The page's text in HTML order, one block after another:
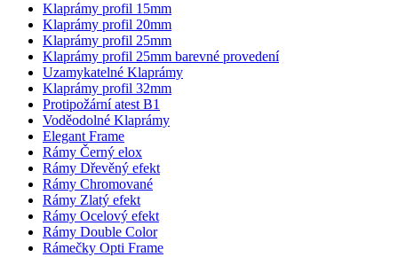
Klaprámy profil 15mm
Klaprámy profil 20mm
Klaprámy profil 25mm
Klaprámy profil 25mm barevné provedení
Uzamykatelné Klaprámy
Klaprámy profil 32mm
Protipožární atest B1
Voděodolné Klaprámy
Elegant Frame
Rámy Černý elox
Rámy Dřevěný efekt
Rámy Chromované
Rámy Zlatý efekt
Rámy Ocelový efekt
Rámy Double Color
Rámečky Opti Frame